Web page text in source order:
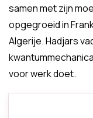
samen met zijn
opgegroeid in
Algerije. Hadjars
voor werk doet.